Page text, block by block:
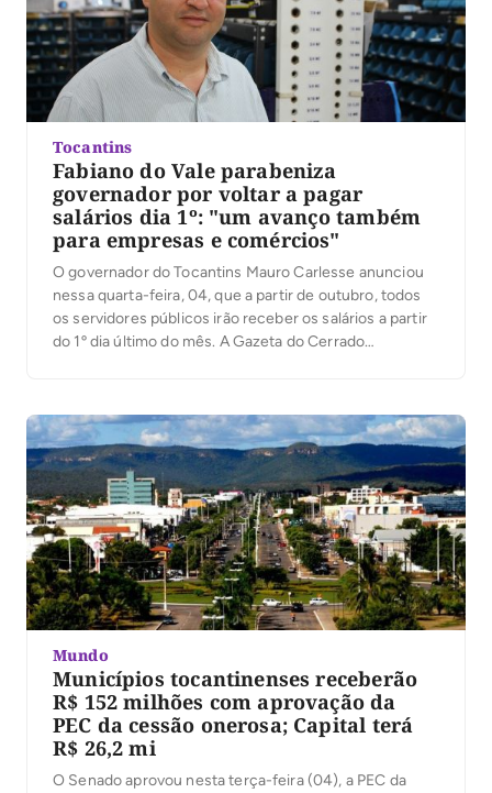
Tocantins
Fabiano do Vale parabeniza
governador por voltar a pagar
salários dia 1º: "um avanço também
para empresas e comércios"
O governador do Tocantins Mauro Carlesse anunciou
nessa quarta-feira, 04, que a partir de outubro, todos
os servidores públicos irão receber os salários a partir
do 1º dia último do mês. A Gazeta do Cerrado
e Empresariais do Tocantins (Faciet), Fabiano […]
Mundo
Municípios tocantinenses receberão
R$ 152 milhões com aprovação da
PEC da cessão onerosa; Capital terá
R$ 26,2 mi
O Senado aprovou nesta terça-feira (04), a PEC da